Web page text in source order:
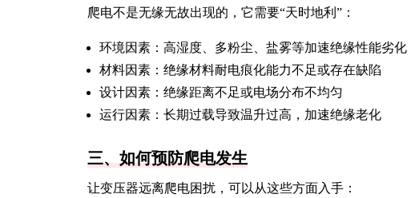
爬电不是无缘无故出现的，它需要“天时地利”：
环境因素：高湿度、多粉尘、盐雾等加速绝缘性能劣化
材料因素：绝缘材料耐电痕化能力不足或存在缺陷
设计因素：绝缘距离不足或电场分布不均匀
运行因素：长期过载导致温升过高，加速绝缘老化
三、如何预防爬电发生
让变压器远离爬电困扰，可以从这些方面入手：